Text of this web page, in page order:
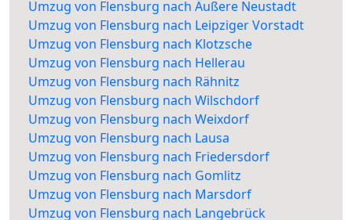
Umzug von Flensburg nach Äußere Neustadt
Umzug von Flensburg nach Leipziger Vorstadt
Umzug von Flensburg nach Klotzsche
Umzug von Flensburg nach Hellerau
Umzug von Flensburg nach Rähnitz
Umzug von Flensburg nach Wilschdorf
Umzug von Flensburg nach Weixdorf
Umzug von Flensburg nach Lausa
Umzug von Flensburg nach Friedersdorf
Umzug von Flensburg nach Gomlitz
Umzug von Flensburg nach Marsdorf
Umzug von Flensburg nach Langebrück